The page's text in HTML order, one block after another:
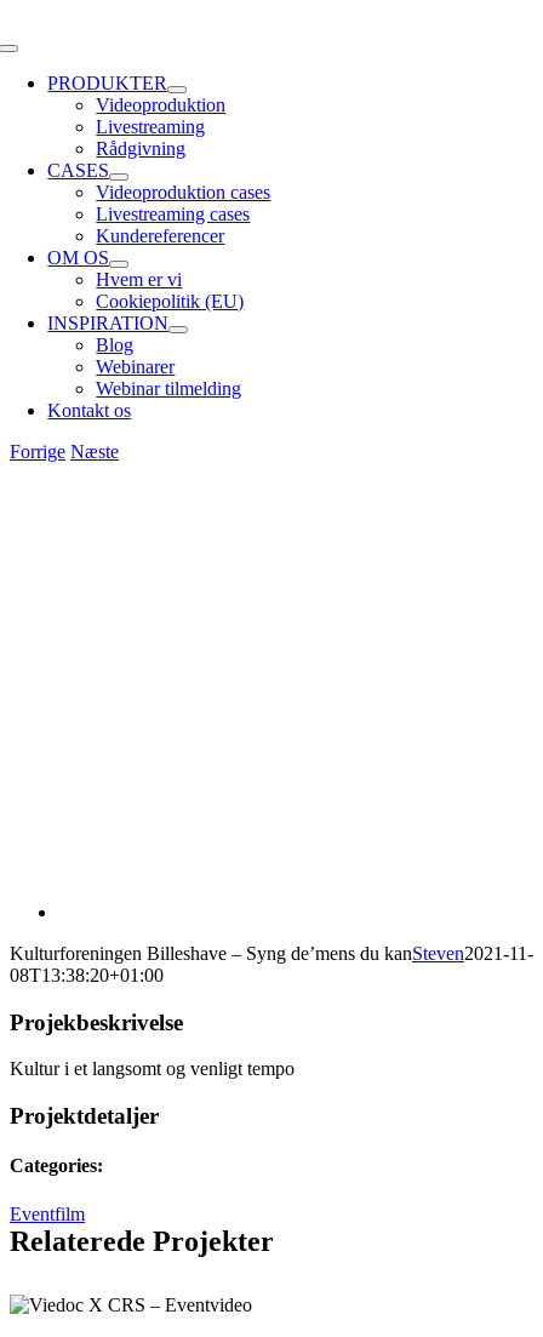
to
Toggle
NavigationPRODUKTER
Videoproduktion
Livestreaming
Rådgivning
CASES
Videoproduktion cases
Livestreaming cases
Kundereferencer
OM OS
Hvem er vi
Cookiepolitik (EU)
INSPIRATION
Blog
Webinarer
Webinar tilmelding
Kontakt os
Forrige Næste
Kulturforeningen Billeshave – Syng de’mens du kanSteven2021-11-
08T13:38:20+01:00
Projekbeskrivelse
Kultur i et langsomt og venligt tempo
Projektdetaljer
Categories:
Eventfilm
Relaterede Projekter